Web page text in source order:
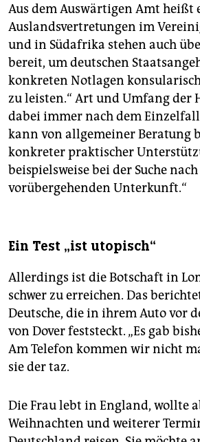
Aus dem Auswärtigen Amt heißt
Auslandsvertretungen im
und in Südafrika stehen auch
bereit, um deutschen
konkreten Notlagen
zu leisten.“ Art und Umfang der
dabei immer nach dem
kann von allgemeiner Beratung
konkreter praktischer
beispielsweise bei der Suche
vorübergehenden Unterkunft.“
Ein Test „ist utopisch“
Allerdings ist die Botschaft in
schwer zu erreichen. Das
Deutsche, die in ihrem Auto vor
von Dover feststeckt. „Es gab
Am Telefon kommen wir nicht
sie der taz.
Die Frau lebt in England, wollte
Weihnachten und weiterer